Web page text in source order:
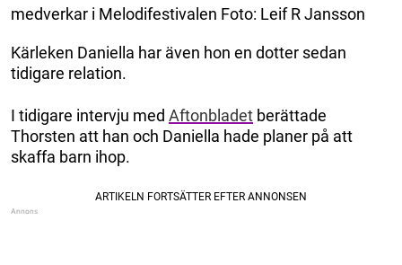
medverkar i Melodifestivalen Foto: Leif R Jansson
Kärleken Daniella har även hon en dotter sedan
tidigare relation.
I tidigare intervju med Aftonbladet berättade
Thorsten att han och Daniella hade planer på att
skaffa barn ihop.